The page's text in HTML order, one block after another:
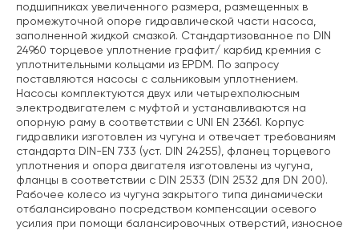
подшипниках увеличенного размера, размещенных в
промежуточной опоре гидравлической части насоса,
заполненной жидкой смазкой. Стандартизованное по DIN
24960 торцевое уплотнение графит/ карбид кремния с
уплотнительными кольцами из EPDM. По запросу
поставляются насосы с сальниковым уплотнением.
Насосы комплектуются двух или четырехполюсным
электродвигателем с муфтой и устанавливаются на
опорную раму в соответствии с UNI EN 23661. Корпус
гидравлики изготовлен из чугуна и отвечает требованиям
стандарта DIN-EN 733 (уст. DIN 24255), фланец торцевого
уплотнения и опора двигателя изготовлены из чугуна,
фланцы в соответствии с DIN 2533 (DIN 2532 для DN 200).
Рабочее колесо из чугуна закрытого типа динамически
отбалансировано посредством компенсации осевого
усилия при помощи балансировочных отверстий, износное